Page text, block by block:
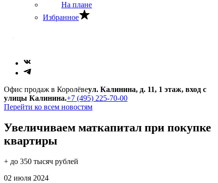
На плане
Избранное
Офис продаж в Королёвеул. Калинина, д. 11, 1 этаж, вход с
улицы Калинина.+7 (495) 225-70-00
Перейти ко всем новостям
Увеличиваем маткапитал при покупке
квартиры
+ до 350 тысяч рублей
02 июля 2024